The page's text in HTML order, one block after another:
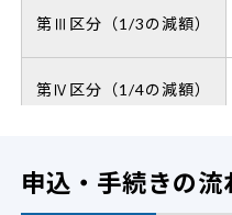
第Ⅲ区分（1/3の減額）
第Ⅳ区分（1/4の減額）
申込・手続きの流